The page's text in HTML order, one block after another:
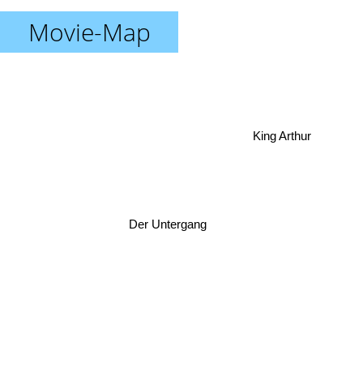
Movie-Map
Der Untergang
King Arthur